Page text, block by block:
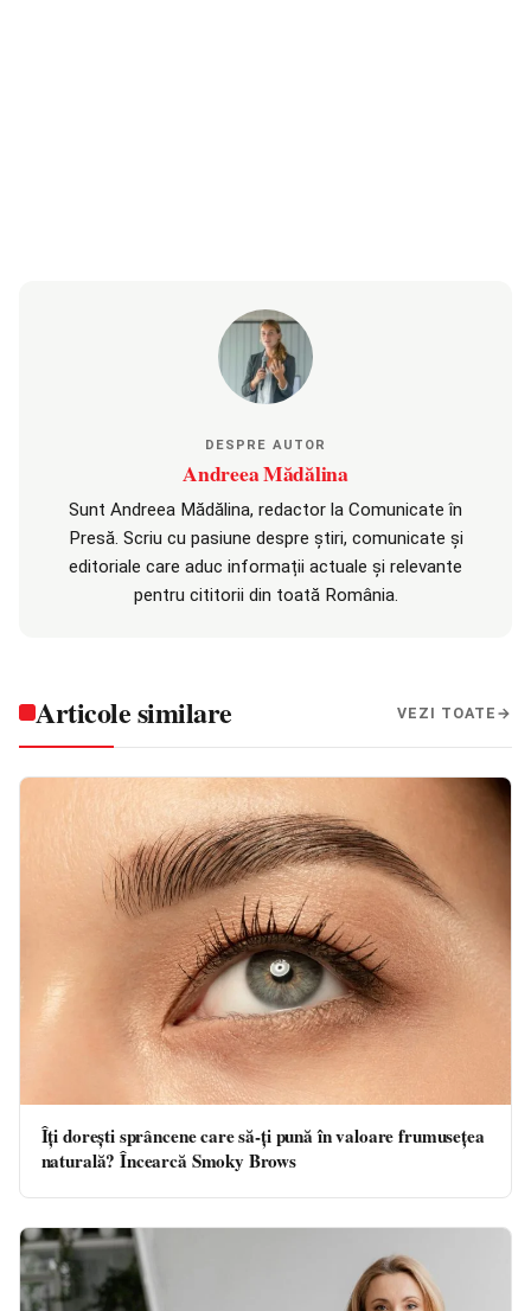
DESPRE AUTOR
Andreea Mădălina
Sunt Andreea Mădălina, redactor la Comunicate în
Presă. Scriu cu pasiune despre știri, comunicate și
editoriale care aduc informații actuale și relevante
pentru cititorii din toată România.
Articole similare VEZI TOATE
Îți dorești sprâncene care să-ți pună în valoare frumusețea
naturală? Încearcă Smoky Brows